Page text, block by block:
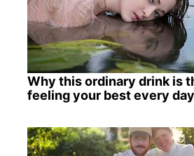
Why this ordinary drink is
feeling your best every day